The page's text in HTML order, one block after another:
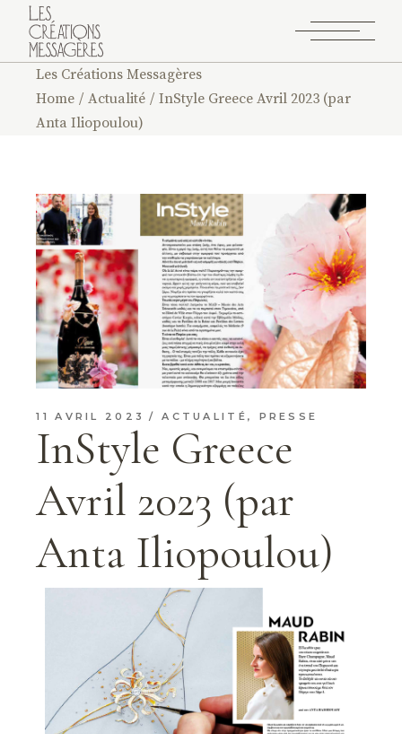
Les Créations Messagères
Home
Actualité
InStyle Greece Avril 2023 (par
Anta Iliopoulou)
11 AVRIL 2023 ACTUALITÉ , PRESSE
InStyle Greece
Avril 2023 (par
Anta Iliopoulou)